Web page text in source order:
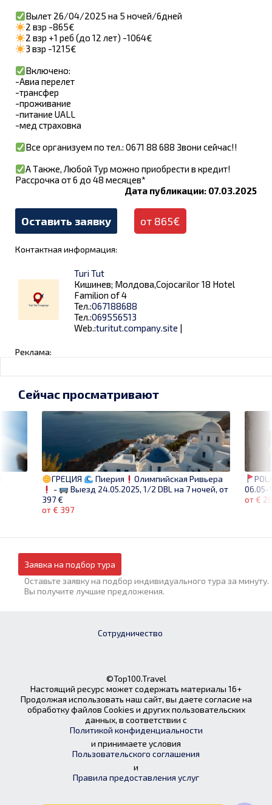
Вылет 26/04/2025 на 5 ночей/6дней
2 взр -865€
2 взр +1 реб (до 12 лет) -1064€
3 взр -1215€
Включено:
-Авиа перелет
-трансфер
-проживание
-питание UALL
-мед страховка
Все организуем по тел.: 0671 88 688 Звони сейчас!!
А Также, Любой Тур можно приобрести в кредит!
Рассрочка от 6 до 48 месяцев*
Дата публикации: 07.03.2025
Оставить заявку от 865€
Контактная информация:
Turi Tut
Кишинев; Молдова,Cojocarilor 18 Hotel
Familion of 4
Тел.:067188688
Тел.:069556513
Web.:turitut.company.site |
Реклама:
06.05-
от €
Сейчас просматривают
ГРЕЦИЯ Пиерия
Олимпийская Ривьера
-
Выезд 24.05.2025, 1/2 DBL на 7 ночей, от
397 €
от € 397
Заявка на подбор тура
Оставьте заявку на подбор индивидуального тура за минуту.
Вы получите лучшие предложения.
Сотрудничество
©Top100.Travel
Настоящий ресурс может содержать материалы 16+
Продолжая использовать наш сайт, вы даете согласие на
обработку файлов Cookies и других пользовательских
данных, в соответствии с
Политикой конфиденциальности
и принимаете условия
Пользовательского соглашения
и
Правила предоставления услуг